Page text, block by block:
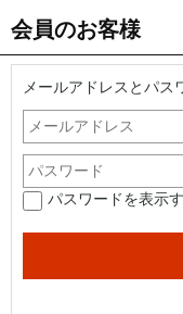
会員のお客様
メールアドレスとパス
パスワードを表示